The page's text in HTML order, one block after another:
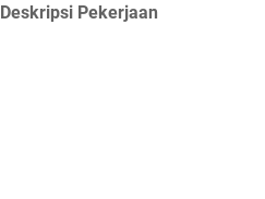
Deskripsi Pekerjaan